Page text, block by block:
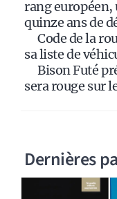
rang européen,
quinze ans de
Code de la
sa liste de
Bison Futé
sera rouge sur
Dernières